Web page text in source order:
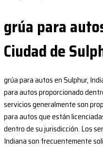
grúa para
Ciudad de
grúa para autos en Sulphur,
para autos proporcionado
servicios generalmente son
para autos que están
dentro de su jurisdicción. Los
Indiana son frecuentemente